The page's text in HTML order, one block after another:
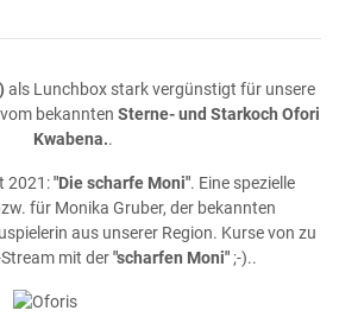
als Lunchbox stark vergünstigt für unsere
bekannten Sterne- und Starkoch Ofori
Kwabena..
2021:"Die scharfe Moni". Eine spezielle
für Monika Gruber, der bekannten
aus unserer Region. Kurse von zu
mit der"scharfen Moni";-)..